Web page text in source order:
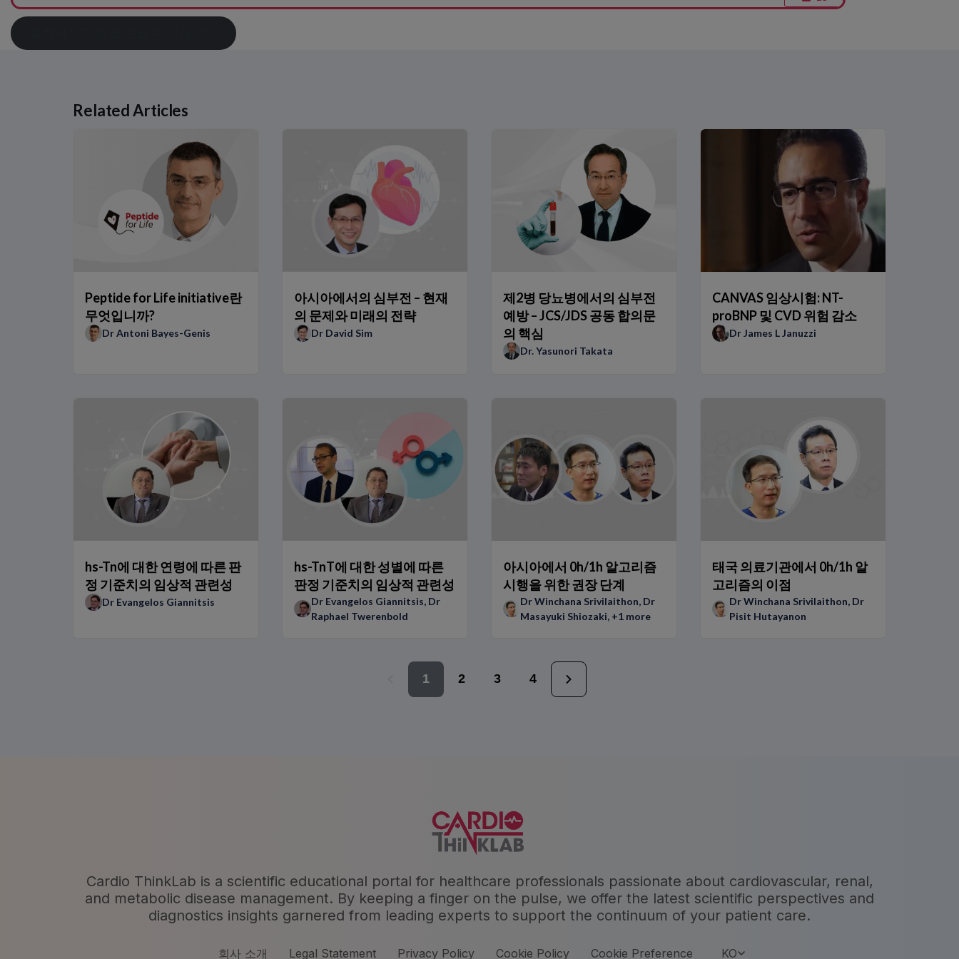
Related Articles
Peptide for Life initiative란 무엇입니까?
아시아에서의 심부전 – 현재의 문제와 미래의 전략
제2병 당뇨병에서의 심부전 예방 – JCS/JDS 공동 합의문의 핵심
CANVAS 임상시험: NT-proBNP 및 CVD 위험 감소
hs-Tn에 대한 연령에 따른 판정 기준치의 임상적 관련성
hs-TnT에 대한 성별에 따른 판정 기준치의 임상적 관련성
다른 집단에서 NT-proBNP가 검증되었습니까?
NT-proBNP 검사는 향후 어떻게 발전할까요?
아시아인 집단에서 NT-proBNP 및 hs-TnT의 참고 범위
일본 의료기관에서 0h/1h 알고리즘의 이점
신속 알고리즘을 도입할 때 병원이 무엇을 고려해야 합니까?
TRAPID-AMI 하위 연구: AMI Rule Out을 위한 단일 저농도 hs-TnT
ED와 병원에서 hs-Tn 0h/1h 알고리즘의 이점
TRAPID-AMI 임상시험: AMI의 신속 Rule In/Out을 위한 hs-TnT
hs-Tn 0h/1h 알고리즘이 흉통 환자들에게 제공하는 이점
NT-proBNP가 어떻게 차이를 만들어내는가: Dr Januzzi의 환자 경험
hs-TnT가 어떻게 차이를 만들어내는가 – Dr Twerenbold의 스토리
기존 트로포닌에서 hs-트로포닌으로 전환
NT-proBNP가 어떻게 차이를 만들어내는가: Dr Richards의 환자 경험
Peptide for Life initiative란
무엇입니까?
Dr Antoni Bayes-Genis
아시아에서의 심부전 – 현재
의 문제와 미래의 전략
Dr David Sim
제2병 당뇨병에서의 심부전
예방 – JCS/JDS 공동 합의문
의 핵심
Dr. Yasunori Takata
CANVAS 임상시험: NT-
proBNP 및 CVD 위험 감소
Dr James L Januzzi
hs-Tn에 대한 연령에 따른 판
정 기준치의 임상적 관련성
Dr Evangelos Giannitsis
hs-TnT에 대한 성별에 따른
판정 기준치의 임상적 관련성
Dr Evangelos Giannitsis, Dr
Raphael Twerenbold
아시아에서 0h/1h 알고리즘
시행을 위한 권장 단계
Dr Winchana Srivilaithon, Dr
Masayuki Shiozaki, +1 more
태국 의료기관에서 0h/1h 알
고리즘의 이점
Dr Winchana Srivilaithon, Dr
Pisit Hutayanon
1 2 3 4
Cardio ThinkLab is a scientific educational portal for healthcare professionals passionate about cardiovascular, renal,
and metabolic disease management. By keeping a finger on the pulse, we offer the latest scientific perspectives and
diagnostics insights garnered from leading experts to support the continuum of your patient care.
회사 소개 Legal Statement Privacy Policy Cookie Policy Cookie Preference KO